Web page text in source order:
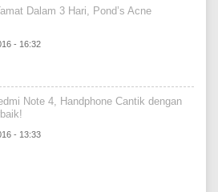
Dalam 3 Hari, Pond’s Acne
- 16:32
Note 4, Handphone Cantik dengan
- 13:33